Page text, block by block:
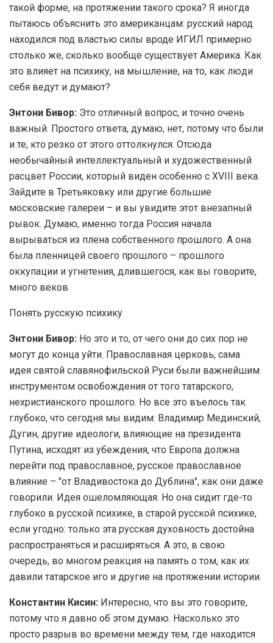
такой форме, на протяжении такого срока? Я иногда
пытаюсь объяснить это американцам: русский народ
находился под властью силы вроде ИГИЛ примерно
столько же, сколько вообще существует Америка. Как
это влияет на психику, на мышление, на то, как люди
себя ведут и думают?
Энтони Бивор: Это отличный вопрос, и точно очень
важный. Простого ответа, думаю, нет, потому что были
и те, кто резко от этого оттолкнулся. Отсюда
необычайный интеллектуальный и художественный
расцвет России, который виден особенно с XVIII века.
Зайдите в Третьяковку или другие большие
московские галереи – и вы увидите этот внезапный
рывок. Думаю, именно тогда Россия начала
вырываться из плена собственного прошлого. А она
была пленницей своего прошлого – прошлого
оккупации и угнетения, длившегося, как вы говорите,
много веков.
Понять русскую психику
Энтони Бивор: Но это и то, от чего они до сих пор не
могут до конца уйти. Православная церковь, сама
идея святой славянофильской Руси были важнейшим
инструментом освобождения от того татарского,
нехристианского прошлого. Но все это въелось так
глубоко, что сегодня мы видим: Владимир Мединский,
Дугин, другие идеологи, влияющие на президента
Путина, исходят из убеждения, что Европа должна
перейти под православное, русское православное
влияние – "от Владивостока до Дублина", как они даже
говорили. Идея ошеломляющая. Но она сидит где-то
глубоко в русской психике, в старой русской психике,
если угодно: только эта русская духовность достойна
распространяться и расширяться. А это, в свою
очередь, во многом реакция на память о том, как их
давили татарское иго и другие на протяжении истории.
Константин Кисин: Интересно, что вы это говорите,
потому что я давно об этом думаю. Насколько это
просто разрыв во времени между тем, где находится